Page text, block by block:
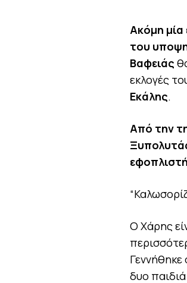
Ακόμη
του
Βαφειάς
εκλογές
Εκάλης.
Από την
Ο Χάρης
Γεννήθηκε
δυο